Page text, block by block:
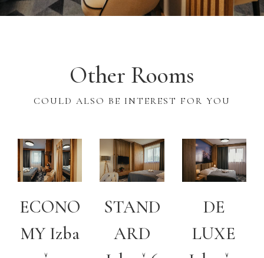
Other Rooms
COULD ALSO BE INTEREST FOR YOU
ECONO
MY Izba
STAND
ARD
DE
LUXE